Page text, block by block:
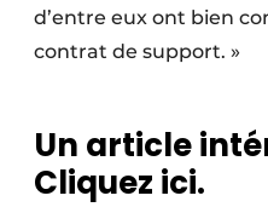
d’entre eux ont bien
contrat de support. »
Un article
Cliquez ici.